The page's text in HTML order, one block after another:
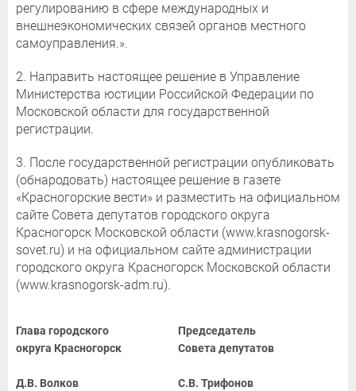
регулированию в сфере международных и
внешнеэкономических связей органов местного
самоуправления.».
2. Направить настоящее решение в Управление
Министерства юстиции Российской Федерации по
Московской области для государственной
регистрации.
3. После государственной регистрации опубликовать
(обнародовать) настоящее решение в газете
«Красногорские вести» и разместить на официальном
сайте Совета депутатов городского округа
Красногорск Московской области (www.krasnogorsk-
sovet.ru) и на официальном сайте администрации
городского округа Красногорск Московской области
(www.krasnogorsk-adm.ru).
Глава городского
округа Красногорск
Д.В. Волков
Председатель
Совета депутатов
С.В. Трифонов